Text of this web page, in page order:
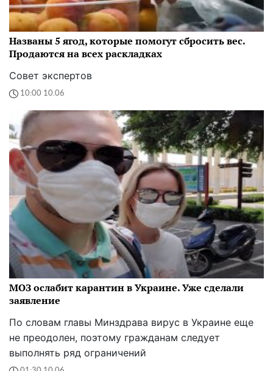
Названы 5 ягод, которые помогут сбросить вес.
Продаются на всех раскладках
Совет экспертов
10:00 10.06
МОЗ ослабит карантин в Украине. Уже сделали
заявление
По словам главы Минздрава вирус в Украине еще
не преодолен, поэтому гражданам следует
выполнять ряд ограничений